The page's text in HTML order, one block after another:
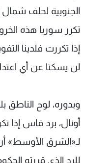
الجنوبية لحلف شمال
تكرر سوريا هذه
إذا تكررت فلدينا
لن يسكتا عن أي
وبدوره، لوح الناطق
أونال، برد قاس إذا
لـ«الشرق الأوسط»
للرد الذي قررته